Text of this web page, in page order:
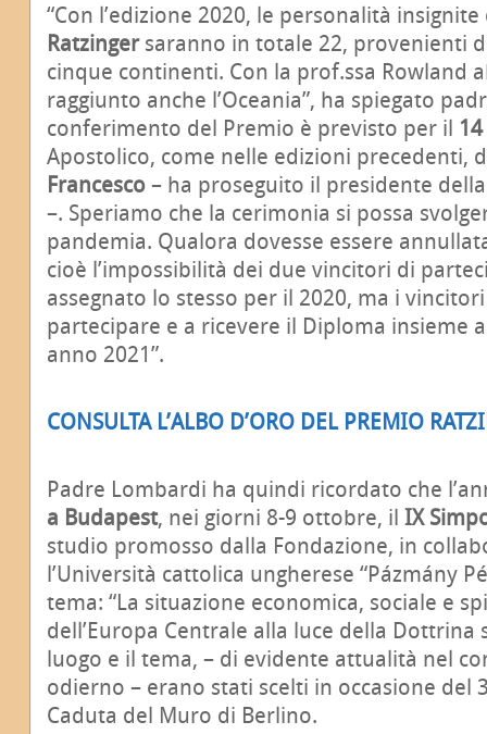
“Con l’edizione 2020, le personalità
Ratzingersaranno in totale 22, provenienti
cinque continenti. Con la prof.ssa Rowland
raggiunto anche l’Oceania”, ha spiegato
conferimento del Premio è previsto per il
Apostolico, come nelle edizioni precedenti,
Francesco – ha proseguito il presidente
–. Speriamo che la cerimonia si possa
pandemia. Qualora dovesse essere
cioè l’impossibilità dei due vincitori di
assegnato lo stesso per il 2020, ma i
partecipare e a ricevere il Diploma insieme
anno 2021”.
CONSULTA L’ALBO D’ORO DEL PREMIO
Padre Lombardi ha quindi ricordato che
a Budapest, nei giorni 8-9 ottobre, il IX
studio promosso dalla Fondazione, in
l’Università cattolica ungherese “Pázmány
tema: “La situazione economica, sociale e
dell’Europa Centrale alla luce della Dottrina
luogo e il tema, – di evidente attualità nel
odierno – erano stati scelti in occasione del
Caduta del Muro di Berlino.